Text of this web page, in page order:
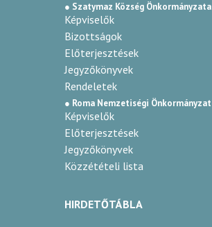
● Szatymaz Község Önkormányzata
Képviselők
Bizottságok
Előterjesztések
Jegyzőkönyvek
Rendeletek
● Roma Nemzetiségi Önkormányzat
Képviselők
Előterjesztések
Jegyzőkönyvek
Közzétételi lista
HIRDETŐTÁBLA